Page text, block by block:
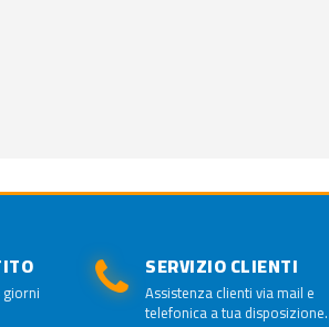
SERVIZIO CLIENTI
Assistenza clienti via mail e
telefonica a tua disposizione.